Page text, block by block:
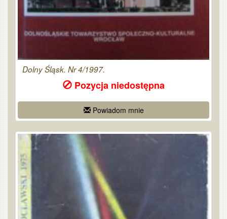
Dolny Śląsk. Nr 4/1997.
Pozycja niedostępna
Powiadom mnie